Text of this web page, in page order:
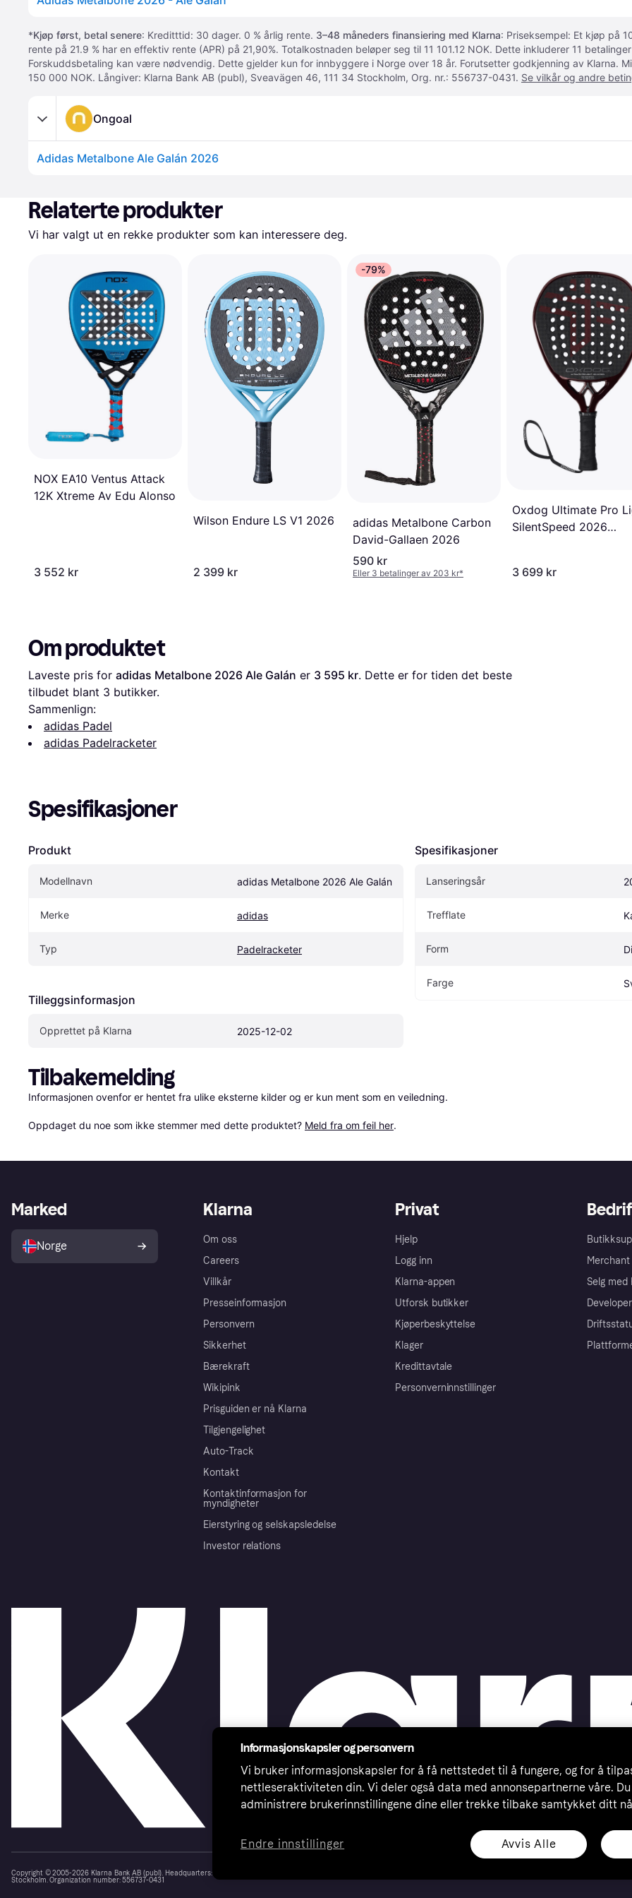
*Kjøp først, betal senere: Kreditttid: 30 dager. 0 % årlig rente. 3–48 måneders finansiering med Klarna: Priseksempel: Et kjøp på
rente på 21.9 % har en effektiv rente (APR) på 21,90%. Totalkostnaden beløper seg til 11 101.12 NOK. Dette inkluderer 11
Forskuddsbetaling kan være nødvendig. Dette gjelder kun for innbyggere i Norge over 18 år. Forutsetter godkjenning av Klarna.
150 000 NOK. Långiver: Klarna Bank AB (publ), Sveavägen 46, 111 34 Stockholm, Org. nr.: 556737-0431. Se vilkår og andre
Ongoal
Adidas Metalbone Ale Galán 2026
Relaterte produkter
Vi har valgt ut en rekke produkter som kan interessere deg.
NOX EA10 Ventus Attack
12K Xtreme Av Edu Alonso
3 552 kr
Wilson Endure LS V1 2026
2 399 kr
-79%
adidas Metalbone Carbon
David-Gallaen 2026
590 kr
Eller 3 betalinger av 203 kr*
Oxdog Ultimate Pro
SilentSpeed 2026
3 699 kr
Om produktet
Laveste pris for adidas Metalbone 2026 Ale Galán er 3 595 kr. Dette er for tiden det beste
tilbudet blant 3 butikker.
Sammenlign:
adidas Padel
adidas Padelracketer
Spesifikasjoner
Produkt
Modellnavn adidas Metalbone 2026 Ale Galán
Merke adidas
Typ Padelracketer
Tilleggsinformasjon
Opprettet på Klarna 2025-12-02
Spesifikasjoner
Lanseringsår
Trefflate
Form
Farge
Tilbakemelding
Informasjonen ovenfor er hentet fra ulike eksterne kilder og er kun ment som en veiledning.
Oppdaget du noe som ikke stemmer med dette produktet? Meld fra om feil her.
Klarna
Om oss
Careers
Villkår
Presseinformasjon
Personvern
Sikkerhet
Bærekraft
Wikipink
Prisguiden er nå Klarna
Tilgjengelighet
Auto-Track
Kontakt
Kontaktinformasjon for
myndigheter
Eierstyring og selskapsledelse
Investor relations
Privat
Hjelp
Logg inn
Klarna-appen
Utforsk butikker
Kjøperbeskyttelse
Klager
Kredittavtale
Personverninnstillinger
Merchant
Selg med
Marked
Norge
Copyright © 2005-2026 Klarna Bank AB (publ). Headquarters: Stockholm, Sweden. All rights reserved. Klarna Bank AB (publ). Sveavägen 46, 111 34
Stockholm. Organization number: 556737-0431
Informasjonskapsler og personvern
Vi bruker informasjonskapsler for å få nettstedet til å fungere, og for å
nettleseraktiviteten din. Vi deler også data med annonsepartnerne våre.
administrere brukerinnstillingene dine eller trekke tilbake samtykket ditt
Avvis Alle
Endre innstillinger